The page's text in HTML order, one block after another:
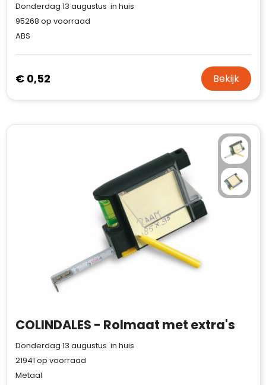
Donderdag 13 augustus in huis
95268 op voorraad
ABS
€ 0,52 Bekijk
COLINDALES - Rolmaat met extra's
Donderdag 13 augustus in huis
21941 op voorraad
Metaal